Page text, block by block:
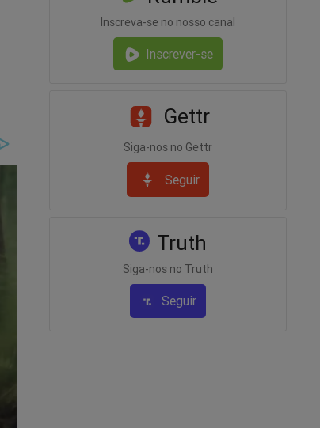
Inscreva-se no nosso canal
Inscrever-se
Gettr
Siga-nos no Gettr
Seguir
Truth
Siga-nos no Truth
Seguir